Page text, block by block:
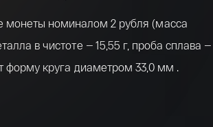
монеты номиналом 2 рубля (масса
в чистоте — 15,55 г, проба сплава —
форму круга диаметром 33,0 мм .